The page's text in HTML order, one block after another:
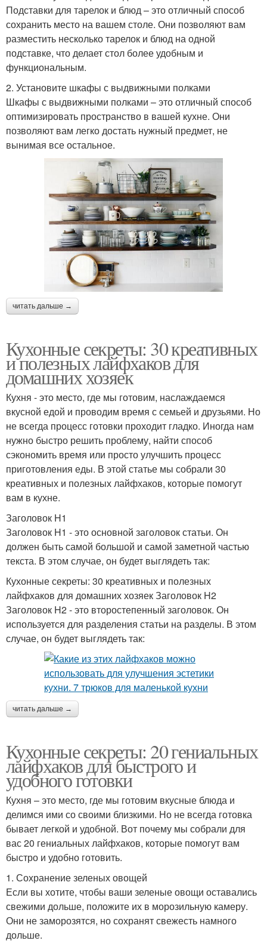
Подставки для тарелок и блюд – это отличный способ
сохранить место на вашем столе. Они позволяют вам
разместить несколько тарелок и блюд на одной
подставке, что делает стол более удобным и
функциональным.
2. Установите шкафы с выдвижными полками
Шкафы с выдвижными полками – это отличный способ
оптимизировать пространство в вашей кухне. Они
позволяют вам легко достать нужный предмет, не
вынимая все остальное.
читать дальше →
Кухонные секреты: 30 креативных
и полезных лайфхаков для
домашних хозяек
Кухня - это место, где мы готовим, наслаждаемся
вкусной едой и проводим время с семьей и друзьями. Но
не всегда процесс готовки проходит гладко. Иногда нам
нужно быстро решить проблему, найти способ
сэкономить время или просто улучшить процесс
приготовления еды. В этой статье мы собрали 30
креативных и полезных лайфхаков, которые помогут
вам в кухне.
Заголовок H1
Заголовок H1 - это основной заголовок статьи. Он
должен быть самой большой и самой заметной частью
текста. В этом случае, он будет выглядеть так:
Кухонные секреты: 30 креативных и полезных
лайфхаков для домашних хозяек Заголовок H2
Заголовок H2 - это второстепенный заголовок. Он
используется для разделения статьи на разделы. В этом
случае, он будет выглядеть так:
читать дальше →
Кухонные секреты: 20 гениальных
лайфхаков для быстрого и
удобного готовки
Кухня – это место, где мы готовим вкусные блюда и
делимся ими со своими близкими. Но не всегда готовка
бывает легкой и удобной. Вот почему мы собрали для
вас 20 гениальных лайфхаков, которые помогут вам
быстро и удобно готовить.
1. Сохранение зеленых овощей
Если вы хотите, чтобы ваши зеленые овощи оставались
свежими дольше, положите их в морозильную камеру.
Они не заморозятся, но сохранят свежесть намного
дольше.